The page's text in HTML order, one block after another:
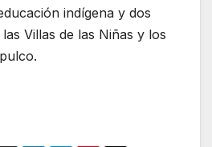
indígena y dos
Villas de las Niñas y los